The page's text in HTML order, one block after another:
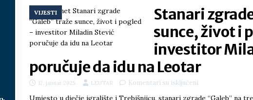
VIJESTI
Stanari
sunce, život i
investitor
poručuje da idu na Leotar
12. januar 2025. LEUTAR Komentari su isključeni
Umjesto u dječje igralište i Trebišnjicu, stanari zgrade “Galeb” na